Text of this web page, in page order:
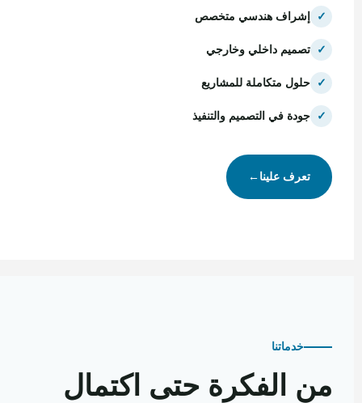
✓ إشراف هندسي متخصص
✓ تصميم داخلي وخارجي
✓ حلول متكاملة للمشاريع
✓ جودة في التصميم والتنفيذ
تعرف علينا←
خدماتنا
من الفكرة حتى اكتمال